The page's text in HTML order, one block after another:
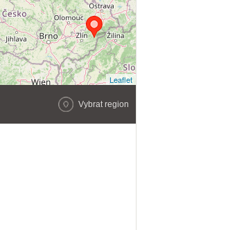
Leaflet
Vybrat region